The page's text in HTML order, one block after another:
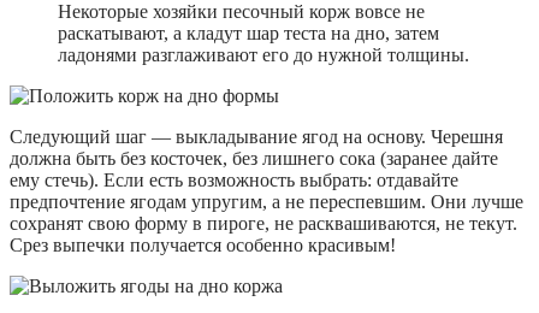
Некоторые хозяйки песочный корж вовсе не
раскатывают, а кладут шар теста на дно, затем
ладонями разглаживают его до нужной толщины.
Следующий шаг — выкладывание ягод на основу. Черешня
должна быть без косточек, без лишнего сока (заранее дайте
ему стечь). Если есть возможность выбрать: отдавайте
предпочтение ягодам упругим, а не переспевшим. Они лучше
сохранят свою форму в пироге, не расквашиваются, не текут.
Срез выпечки получается особенно красивым!